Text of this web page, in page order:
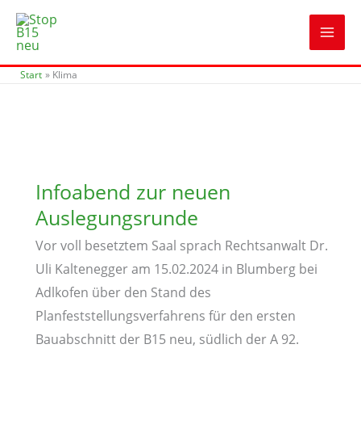
Zum
Inhalt
Start Klima
Infoabend zur neuen
Auslegungsrunde
Vor voll besetztem Saal sprach Rechtsanwalt Dr.
Uli Kaltenegger am 15.02.2024 in Blumberg bei
Adlkofen über den Stand des
Planfeststellungsverfahrens für den ersten
Bauabschnitt der B15 neu, südlich der A 92.